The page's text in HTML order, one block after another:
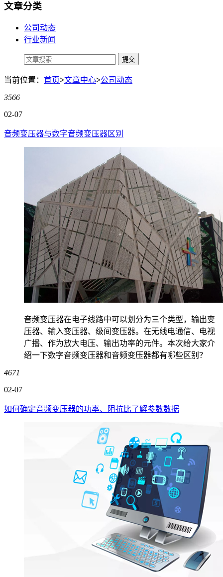
文章分类
公司动态
行业新闻
当前位置： 首页>文章中心>公司动态
3566
02-07
音频变压器与数字音频变压器区别
音频变压器在电子线路中可以划分为三个类型，输出变
压器、输入变压器、级间变压器。在无线电通信、电视
广播、作为放大电压、输出功率的元件。本次给大家介
绍一下数字音频变压器和音频变压器都有哪些区别？
4671
02-07
如何确定音频变压器的功率、阻抗比了解参数数据